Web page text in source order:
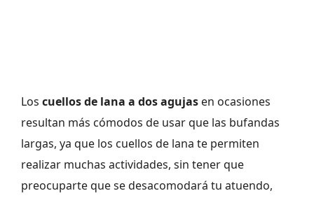
Los cuellos de lana a dos agujas en ocasiones
resultan más cómodos de usar que las bufandas
largas, ya que los cuellos de lana te permiten
realizar muchas actividades, sin tener que
preocuparte que se desacomodará tu atuendo,